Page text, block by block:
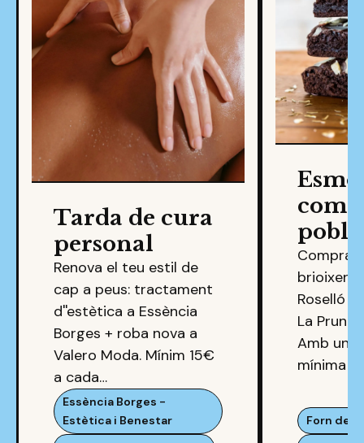
Tarda de cura
personal
Renova el teu estil de
cap a peus: tractament
d''estètica a Essència
Borges + roba nova a
Valero Moda. Mínim 15€
a cada…
Essència Borges -
Estètica i Benestar
poble
Compra
brioixeria
Roselló i
La Pruna
Amb una
mínima
Forn de